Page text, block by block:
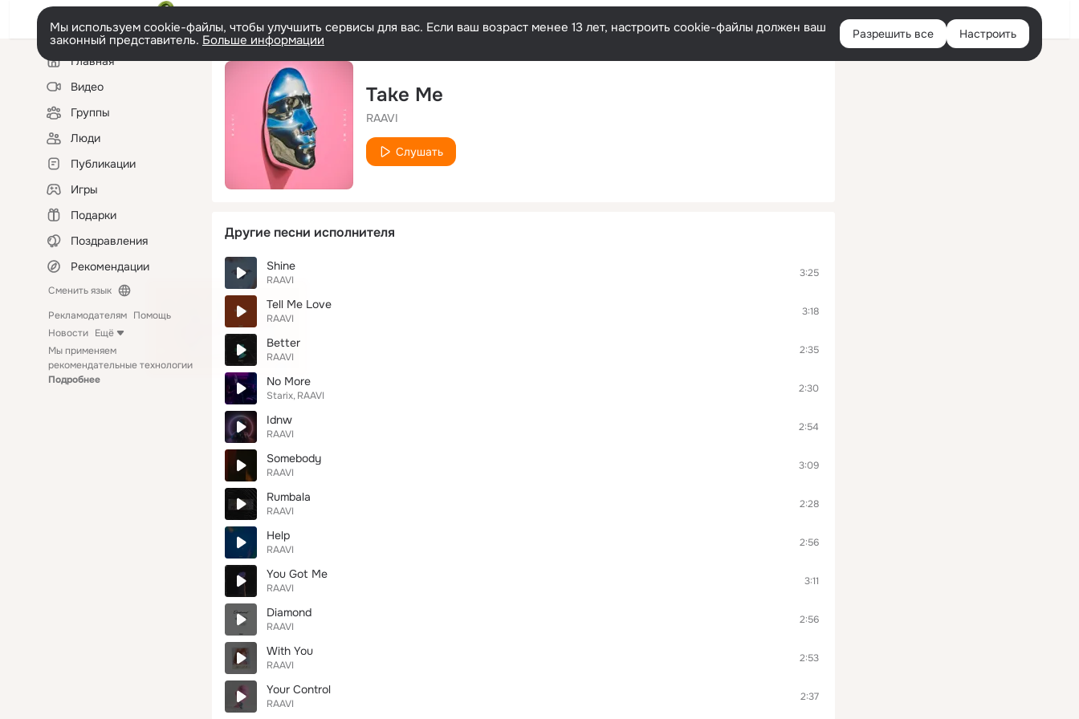
Войти
Мы используем cookie-файлы, чтобы улучшить сервисы для вас. Если ваш возраст менее 13 лет, настроить cookie-файлы должен ваш
законный представитель. Больше информации Разрешить все Настроить
Левая
колонкаГлавная
Видео
Группы
Люди
Публикации
Игры
Подарки
Поздравления
Рекомендации
Сменить язык
Рекламодателям Помощь
Новости Ещё
Мы применяем
рекомендательные технологии
Подробнее
Take Me
RAAVI
Слушать
Другие песни исполнителя
Shine
RAAVI
3:25
Tell Me Love
RAAVI
3:18
Better
RAAVI
2:35
No More
Starix RAAVI
2:30
Idnw
RAAVI
2:54
Somebody
RAAVI
3:09
Rumbala
RAAVI
2:28
Help
RAAVI
2:56
You Got Me
RAAVI
3:11
Diamond
RAAVI
2:56
With You
RAAVI
2:53
Your Control
RAAVI
2:37